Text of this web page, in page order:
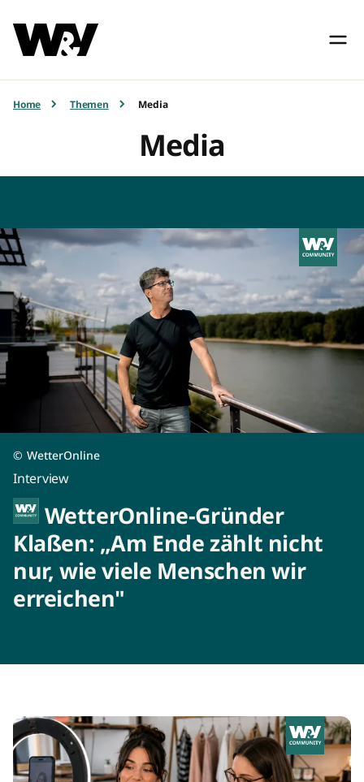
Home Themen Media
Media
Interview
WetterOnline-Gründer
Klaßen: „Am Ende zählt nicht
nur, wie viele Menschen wir
erreichen"
© WetterOnline